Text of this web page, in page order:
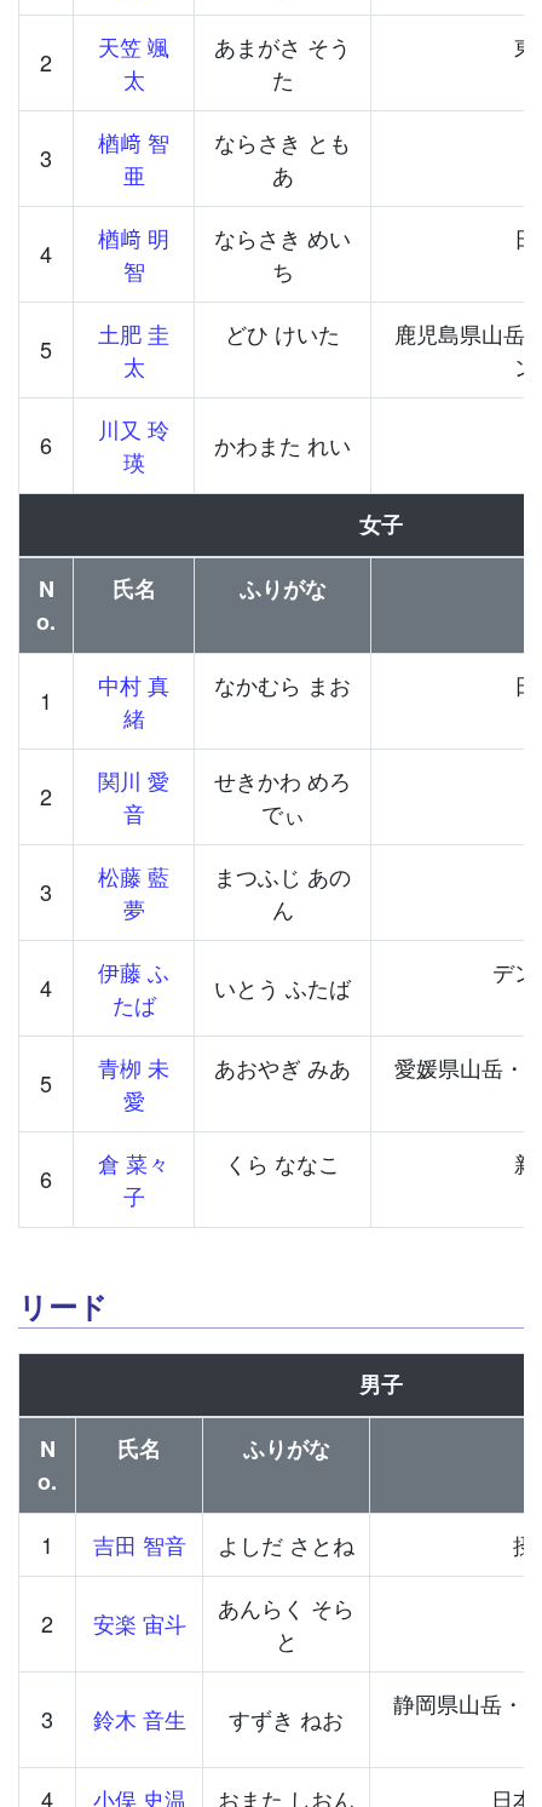
2
天笠 颯
太
あまがさ そう
た
東
3
楢﨑 智
亜
ならさき とも
あ
4
楢﨑 明
智
ならさき めい
ち
5
土肥 圭
太
どひ けいた
鹿児島県山岳
6
川又 玲
瑛
かわまた れい
女子
N
o.
氏名 ふりがな
1
中村 真
緒
なかむら まお
2
関川 愛
音
せきかわ めろ
でぃ
3
松藤 藍
夢
まつふじ あの
ん
4
伊藤 ふ
たば
いとう ふたば デ
5
青栁 未
愛
あおやぎ みあ
愛媛県山岳・
6
倉 菜々
子
くら ななこ
リード
男子
N
o.
氏名 ふりがな
1 吉田 智音 よしだ さとね 摂
2 安楽 宙斗
あんらく そら
と
3 鈴木 音生 すずき ねお
静岡県山岳・
4
小俣 史温 おまた しおん 日